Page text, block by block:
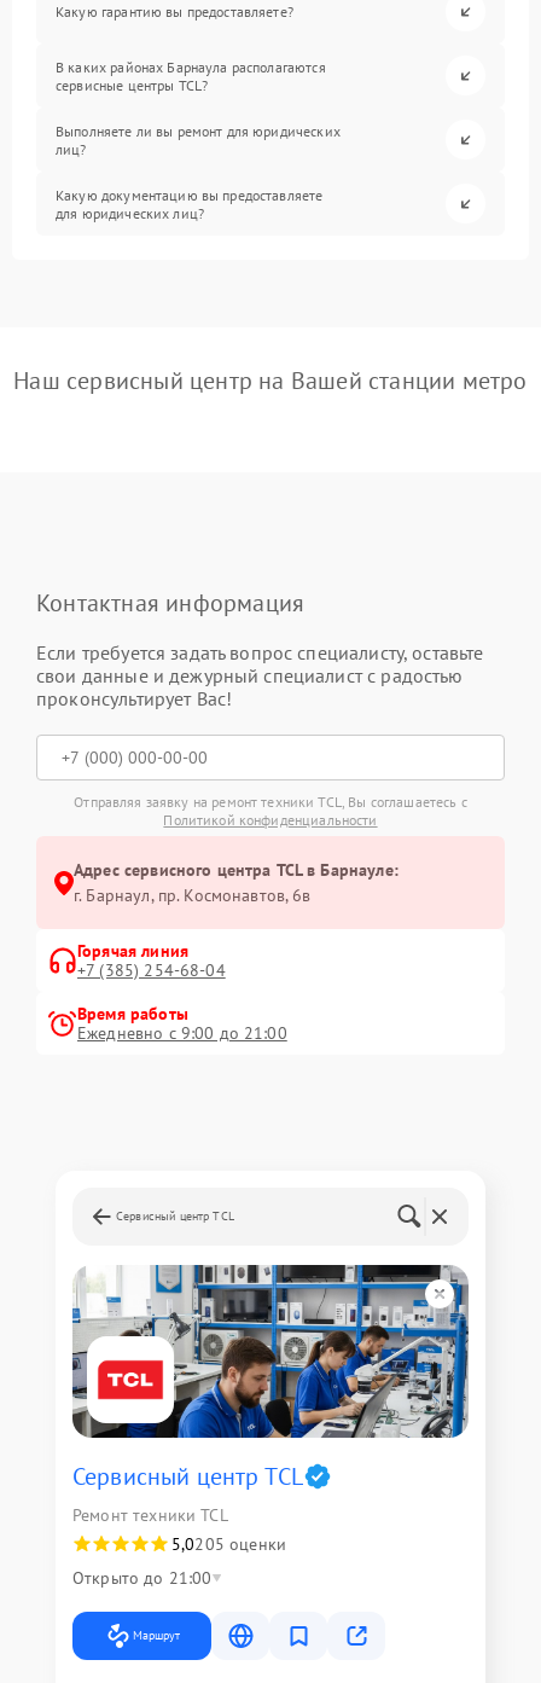
Какую гарантию вы предоставляете?
В каких районах Барнаула располагаются
сервисные центры TCL?
Выполняете ли вы ремонт для юридических
лиц?
Какую документацию вы предоставляете
для юридических лиц?
Наш сервисный центр на Вашей станции метро
Контактная информация
Если требуется задать вопрос специалисту, оставьте
свои данные и дежурный специалист с радостью
проконсультирует Вас!
Отправляя заявку на ремонт техники TCL, Вы соглашаетесь с
Политикой конфиденциальности
Адрес сервисного центра TCL в Барнауле:
г. Барнаул, ​пр. Космонавтов, 6в
Горячая линия
+7 (385) 254-68-04
Время работы
Ежедневно с 9:00 до 21:00
Сервисный центр TCL
Сервисный центр TCL
Ремонт техники TCL
5,0205 оценки
Открыто до 21:00
Маршрут